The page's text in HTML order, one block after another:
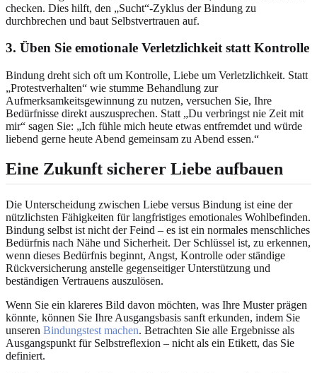
checken. Dies hilft, den „Sucht“-Zyklus der Bindung zu
durchbrechen und baut Selbstvertrauen auf.
3. Üben Sie emotionale Verletzlichkeit statt Kontrolle
Bindung dreht sich oft um Kontrolle, Liebe um Verletzlichkeit. Statt
„Protestverhalten“ wie stumme Behandlung zur
Aufmerksamkeitsgewinnung zu nutzen, versuchen Sie, Ihre
Bedürfnisse direkt auszusprechen. Statt „Du verbringst nie Zeit mit
mir“ sagen Sie: „Ich fühle mich heute etwas entfremdet und würde
liebend gerne heute Abend gemeinsam zu Abend essen.“
Eine Zukunft sicherer Liebe aufbauen
Die Unterscheidung zwischen Liebe versus Bindung ist eine der
nützlichsten Fähigkeiten für langfristiges emotionales Wohlbefinden.
Bindung selbst ist nicht der Feind – es ist ein normales menschliches
Bedürfnis nach Nähe und Sicherheit. Der Schlüssel ist, zu erkennen,
wenn dieses Bedürfnis beginnt, Angst, Kontrolle oder ständige
Rückversicherung anstelle gegenseitiger Unterstützung und
beständigen Vertrauens auszulösen.
Wenn Sie ein klareres Bild davon möchten, was Ihre Muster prägen
könnte, können Sie Ihre Ausgangsbasis sanft erkunden, indem Sie
unseren Bindungstest machen. Betrachten Sie alle Ergebnisse als
Ausgangspunkt für Selbstreflexion – nicht als ein Etikett, das Sie
definiert.